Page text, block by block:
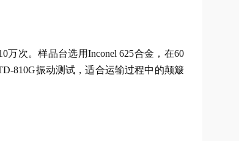
次。样品台选用Inconel 625合金，在60
810G振动测试，适合运输过程中的颠簸